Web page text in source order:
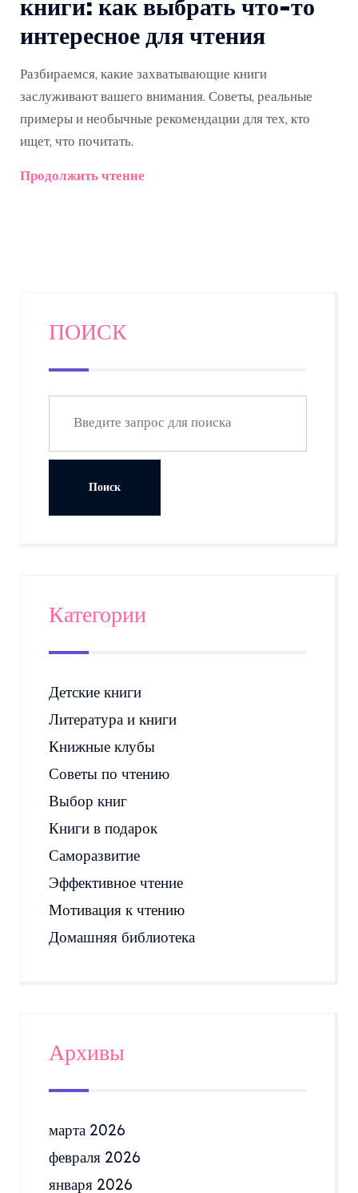
книги: как выбрать что-то
интересное для чтения
Разбираемся, какие захватывающие книги
заслуживают вашего внимания. Советы, реальные
примеры и необычные рекомендации для тех, кто
ищет, что почитать.
Продолжить чтение
ПОИСК
Категории
Детские книги
Литература и книги
Книжные клубы
Советы по чтению
Выбор книг
Книги в подарок
Саморазвитие
Эффективное чтение
Мотивация к чтению
Домашняя библиотека
Архивы
марта 2026
февраля 2026
января 2026